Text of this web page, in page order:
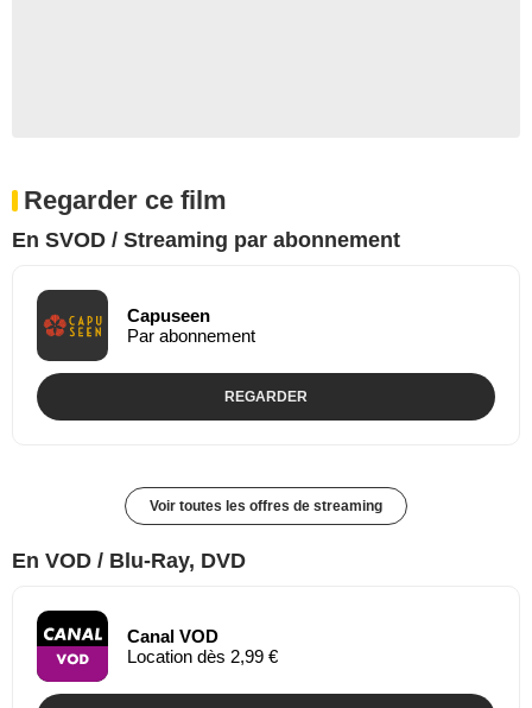
Regarder ce film
En SVOD / Streaming par abonnement
Capuseen
Par abonnement
REGARDER
Voir toutes les offres de streaming
En VOD / Blu-Ray, DVD
Canal VOD
Location dès 2,99 €